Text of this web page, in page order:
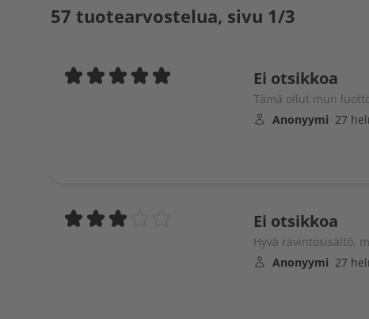
57 tuotearvostelua, sivu 1/3
Ei otsikkoa
Tämä ollut mun
Anonyymi 27
Ei otsikkoa
Hyvä ravintosisältö,
Anonyymi 27